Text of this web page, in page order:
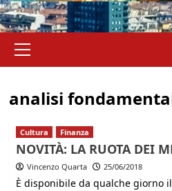
principale
analisi
Cultura Finanza
NOVITÀ: LA RUOTA DEI
Vincenzo Quarta 25/06/2018
È disponibile da qualche giorno